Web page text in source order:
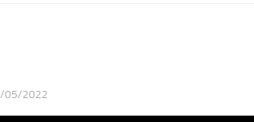
05/2022